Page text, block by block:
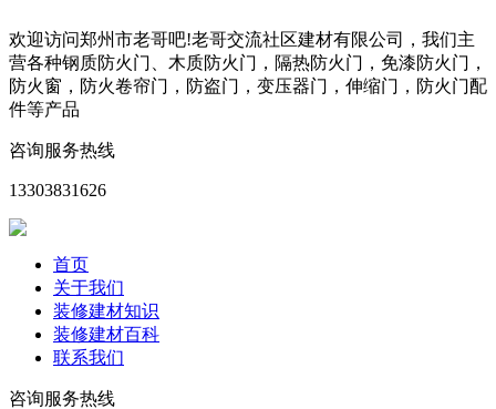
欢迎访问郑州市老哥吧!老哥交流社区建材有限公司，我们主
营各种钢质防火门、木质防火门，隔热防火门，免漆防火门，
防火窗，防火卷帘门，防盗门，变压器门，伸缩门，防火门配
件等产品
咨询服务热线
13303831626
首页
关于我们
装修建材知识
装修建材百科
联系我们
咨询服务热线